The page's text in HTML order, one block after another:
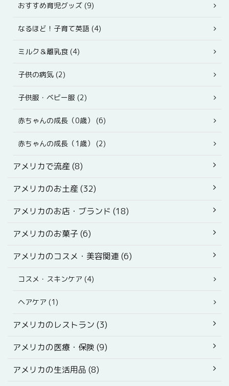
おすすめ育児グッズ (9)
なるほど！子育て英語 (4)
ミルク＆離乳食 (4)
子供の病気 (2)
子供服・ベビー服 (2)
赤ちゃんの成長（0歳） (6)
赤ちゃんの成長（1歳） (2)
アメリカで流産 (8)
アメリカのお土産 (32)
アメリカのお店・ブランド (18)
アメリカのお菓子 (6)
アメリカのコスメ・美容関連 (6)
コスメ・スキンケア (4)
ヘアケア (1)
アメリカのレストラン (3)
アメリカの医療・保険 (9)
アメリカの生活用品 (8)